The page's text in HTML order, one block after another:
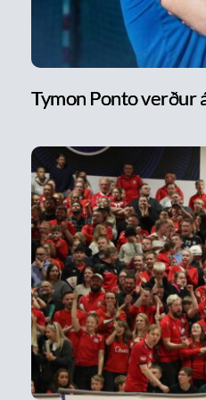
Tymon Ponto verður